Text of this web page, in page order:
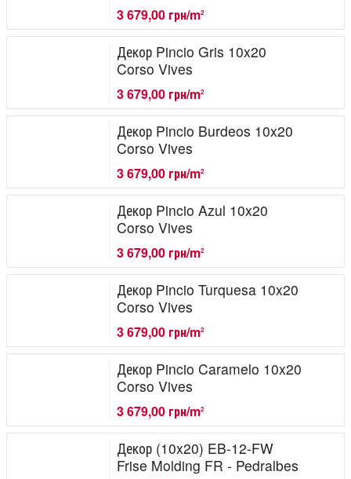
3 679,00 грн/m2
Декор Pincio Gris 10x20
Corso Vives
3 679,00 грн/m2
Декор Pincio Burdeos 10x20
Corso Vives
3 679,00 грн/m2
Декор Pincio Azul 10x20
Corso Vives
3 679,00 грн/m2
Декор Pincio Turquesa 10x20
Corso Vives
3 679,00 грн/m2
Декор Pincio Caramelo 10x20
Corso Vives
3 679,00 грн/m2
Декор (10x20) EB-12-FW
Frise Molding FR - Pedralbes